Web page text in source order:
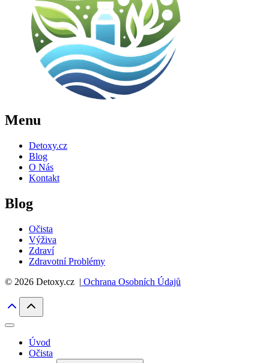
Menu
Detoxy.cz
Blog
O Nás
Kontakt
Blog
Očista
Výživa
Zdraví
Zdravotní Problémy
© 2026 Detoxy.cz | Ochrana Osobních Údajů
Úvod
Očista